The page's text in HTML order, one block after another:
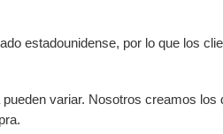
estadounidense, por lo que los
variar. Nosotros creamos los